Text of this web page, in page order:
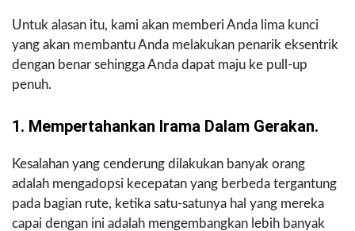
Untuk alasan itu, kami akan memberi Anda lima kunci
yang akan membantu Anda melakukan penarik eksentrik
dengan benar sehingga Anda dapat maju ke pull-up
penuh.
1. Mempertahankan Irama Dalam Gerakan.
Kesalahan yang cenderung dilakukan banyak orang
adalah mengadopsi kecepatan yang berbeda tergantung
pada bagian rute, ketika satu-satunya hal yang mereka
capai dengan ini adalah mengembangkan lebih banyak